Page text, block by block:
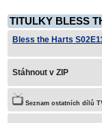
TITULKY BLESS
Bless the Harts
Stáhnout v ZIP
Seznam ostatních dílů